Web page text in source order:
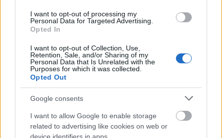
I want to opt-out of processing my
Personal Data for Targeted Advertising.
Opted In
I want to opt-out of Collection, Use,
Retention, Sale, and/or Sharing of my
Personal Data that Is Unrelated with the
Purposes for which it was collected.
Opted Out
Google consents
I want to allow Google to enable storage
related to advertising like cookies on web or